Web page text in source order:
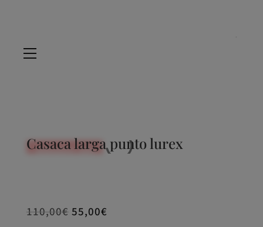
REBAJADO -30%
Casaca larga punto lurex
110,00€ 55,00€